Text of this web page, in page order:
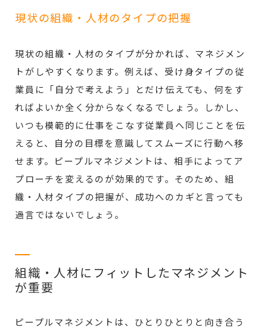
現状の組織・人材のタイプの把握
現状の組織・人材のタイプが分かれば、マネジメン
トがしやすくなります。例えば、受け身タイプの従
業員に「自分で考えよう」とだけ伝えても、何をす
ればよいか全く分からなくなるでしょう。しかし、
いつも模範的に仕事をこなす従業員へ同じことを伝
えると、自分の目標を意識してスムーズに行動へ移
せます。ピープルマネジメントは、相手によってア
プローチを変えるのが効果的です。そのため、組
織・人材タイプの把握が、成功へのカギと言っても
過言ではないでしょう。
組織・人材にフィットしたマネジメント
が重要
ピープルマネジメントは、ひとりひとりと向き合う